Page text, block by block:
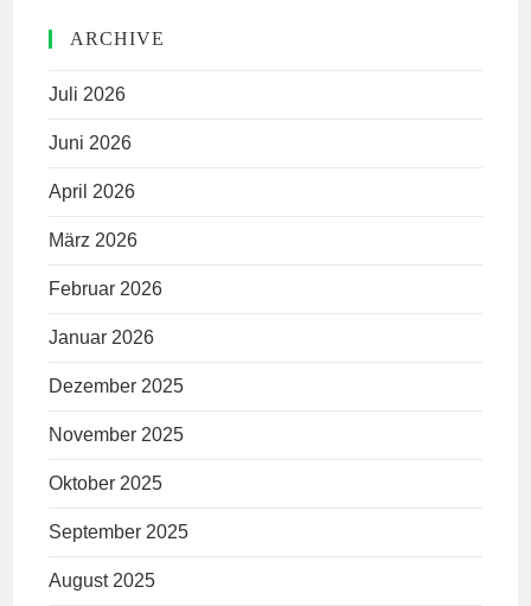
ARCHIVE
Juli 2026
Juni 2026
April 2026
März 2026
Februar 2026
Januar 2026
Dezember 2025
November 2025
Oktober 2025
September 2025
August 2025